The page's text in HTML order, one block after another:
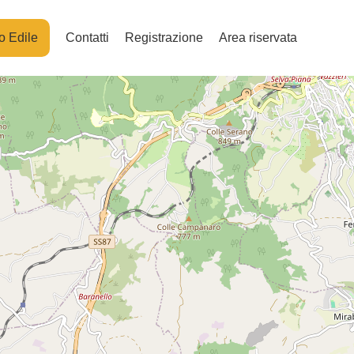
Edile Contatti Registrazione Area riservata